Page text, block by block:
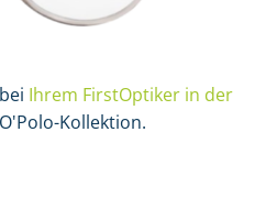
Ihrem FirstOptiker in der
Kollektion.